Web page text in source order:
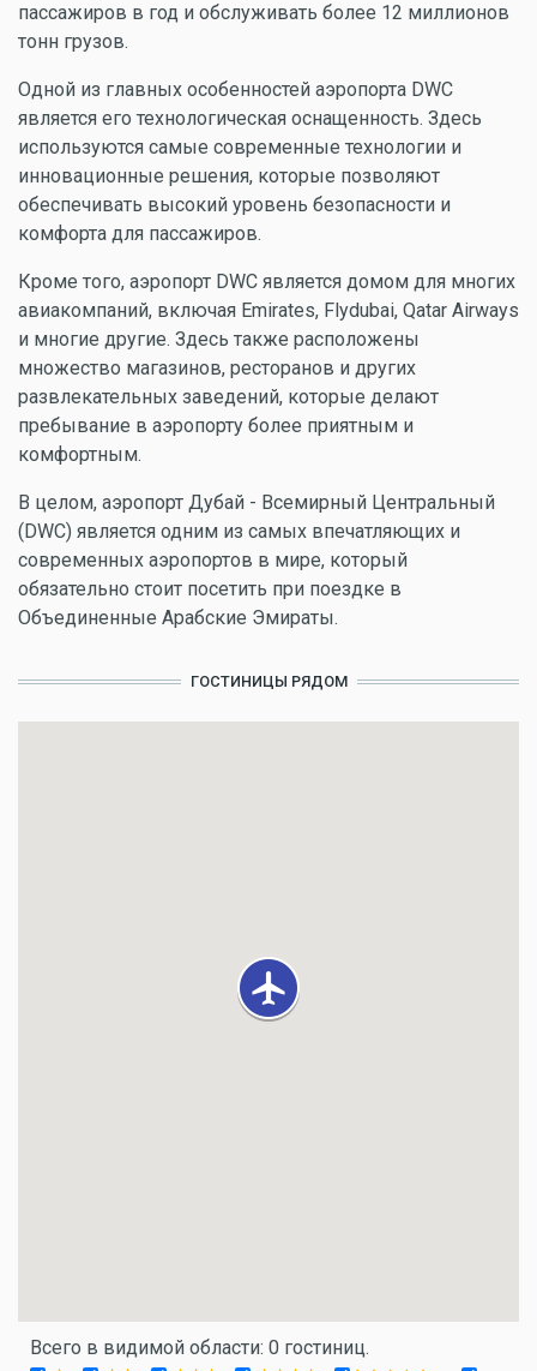
пассажиров в год и обслуживать более 12 миллионов
тонн грузов.
Одной из главных особенностей аэропорта DWC
является его технологическая оснащенность. Здесь
используются самые современные технологии и
инновационные решения, которые позволяют
обеспечивать высокий уровень безопасности и
комфорта для пассажиров.
Кроме того, аэропорт DWC является домом для многих
авиакомпаний, включая Emirates, Flydubai, Qatar Airways
и многие другие. Здесь также расположены
множество магазинов, ресторанов и других
развлекательных заведений, которые делают
пребывание в аэропорту более приятным и
комфортным.
В целом, аэропорт Дубай - Всемирный Центральный
(DWC) является одним из самых впечатляющих и
современных аэропортов в мире, который
обязательно стоит посетить при поездке в
Объединенные Арабские Эмираты.
ГОСТИНИЦЫ РЯДОМ
Всего в видимой области: 0 гостиниц.